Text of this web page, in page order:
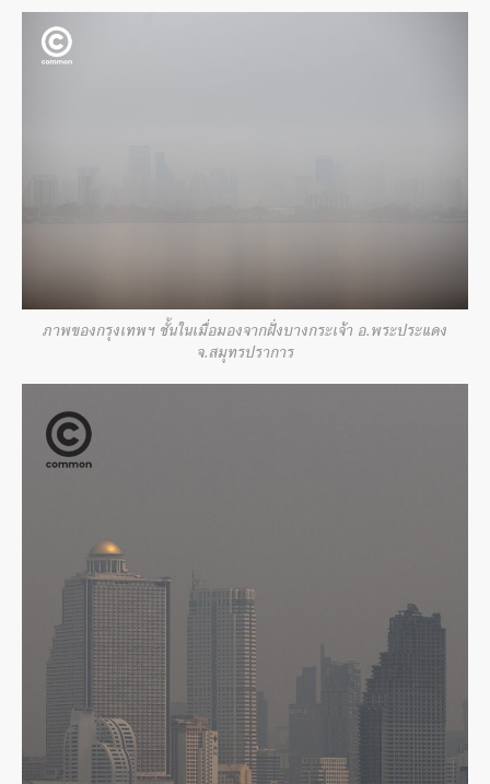
ภาพของกรุงเทพฯ ชั้นในเมื่อมองจากฝั่งบางกระเจ้า อ.พระประแดง
จ.สมุทรปราการ